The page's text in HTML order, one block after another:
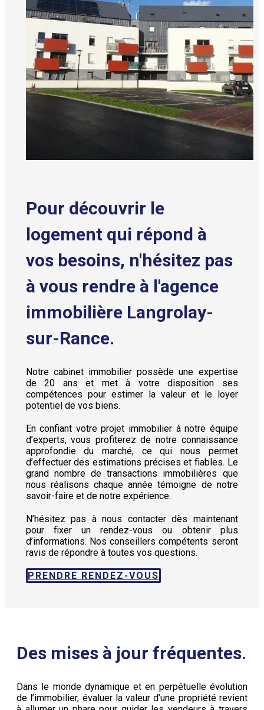
Pour découvrir le
logement qui répond à
vos besoins, n'hésitez pas
à vous rendre à l'agence
immobilière Langrolay-
sur-Rance.
Notre cabinet immobilier possède une expertise
de 20 ans et met à votre disposition ses
compétences pour estimer la valeur et le loyer
potentiel de vos biens.
En confiant votre projet immobilier à notre équipe
d’experts, vous profiterez de notre connaissance
approfondie du marché, ce qui nous permet
d’effectuer des estimations précises et fiables. Le
grand nombre de transactions immobilières que
nous réalisons chaque année témoigne de notre
savoir-faire et de notre expérience.
N’hésitez pas à nous contacter dès maintenant
pour fixer un rendez-vous ou obtenir plus
d’informations. Nos conseillers compétents seront
ravis de répondre à toutes vos questions.
PRENDRE RENDEZ-VOUS
Des mises à jour fréquentes.
Dans le monde dynamique et en perpétuelle évolution
de l’immobilier, évaluer la valeur d’une propriété revient